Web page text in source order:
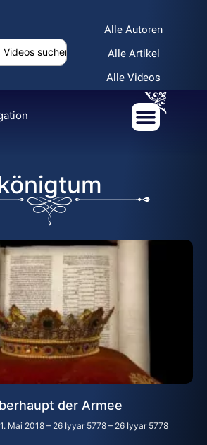
Alle Autoren
Alle Artikel
Alle Videos
der Armee
Mai 2018 – 26 Iyyar 5778 – 26 Iyyar 5778